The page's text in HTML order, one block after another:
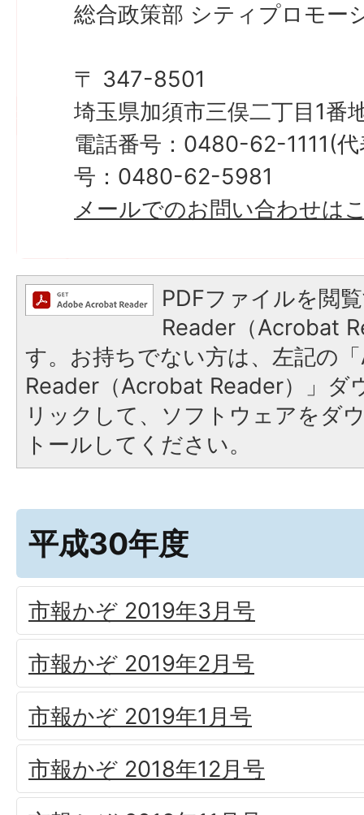
総合政策部 シティプロモー
〒 347-8501
埼玉県加須市三俣二丁目1番
電話番号：0480-62-1111(
号：0480-62-5981
メールでのお問い合わせは
PDFファイルを閲
Reader（Acrobat
す。お持ちでない方は、左記の
Reader（Acrobat Reader）」ダ
リックして、ソフトウェアをダ
トールしてください。
平成30年度
市報かぞ 2019年3月号
市報かぞ 2019年2月号
市報かぞ 2019年1月号
市報かぞ 2018年12月号